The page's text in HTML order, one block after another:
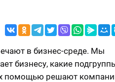
в бизнес-среде. Мы
бизнесу, какие
помощью решают